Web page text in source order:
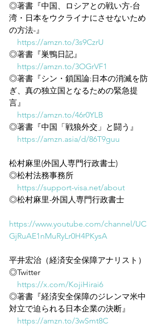
◎著書『中国、ロシアとの戦い方-台
湾・日本をウクライナにさせないため
の方法-』
https://amzn.to/3s9CzrU
◎著書『巣鴨日記』
https://amzn.to/3OGrVF1
◎著書『シン・鎖国論:日本の消滅を防
ぎ、真の独立国となるための緊急提
言』
https://amzn.to/46r0YLB
◎著書『中国「戦狼外交」と闘う』
https://amzn.asia/d/86T9guu
松村麻里(外国人専門行政書士)
◎松村法務事務所
https://support-visa.net/about
◎松村麻里-外国人専門行政書士
https://www.youtube.com/channel/UC
GjRuAE1nMuRyLr0H4PKysA
平井宏治（経済安全保障アナリスト）
◎Twitter
https://x.com/KojiHirai6
◎著書『経済安全保障のジレンマ米中
対立で迫られる日本企業の決断』
https://amzn.to/3wSmt8C